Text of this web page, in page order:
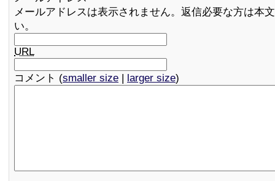
メールアドレスは表示されません。返信必要な方は本
い。
URL
コメント (smaller size | larger size)